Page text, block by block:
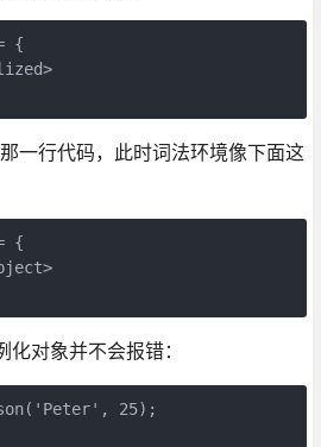
{
一行代码，此时词法环境像下面这
{
对象并不会报错：
25);